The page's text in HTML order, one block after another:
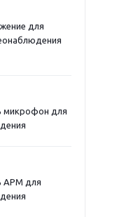
для
микрофон для
APM для